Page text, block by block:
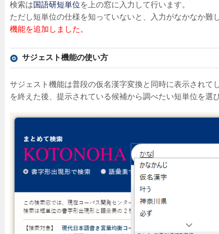
検索は 国語研短単位を上の窓に入力して行います。
ただし短単位の仕様を知っていないと、入力がなかなか難
機能を追加しました。
サジェスト機能の使い方
サジェスト機能は普段の仮名漢字変換と同時に表示されて
を終えた後、提示されている候補から調べたい短単位を選